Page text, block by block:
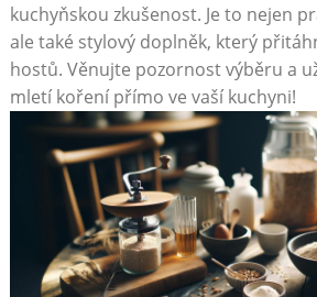
kuchyňskou ‌zkušenost. Je to nejen
ale také stylový doplněk, který
hostů. Věnujte pozornost výběru a
mletí koření přímo ve vaší kuchyni!